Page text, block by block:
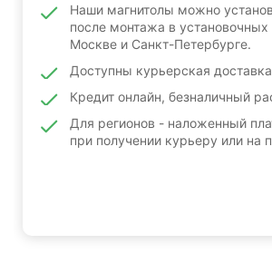
Наши магнитолы можно
после монтажа в установочных
Москве и Санкт-Петербурге.
Доступны курьерская
Кредит онлайн, безналичный
Для регионов - наложенный
при получении курьеру или на